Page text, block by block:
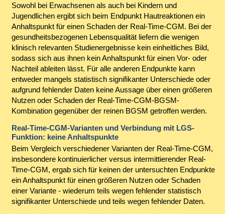
Sowohl bei Erwachsenen als auch bei Kindern und
Jugendlichen ergibt sich beim Endpunkt Hautreaktionen ein
Anhaltspunkt für einen Schaden der Real-Time-CGM. Bei der
gesundheitsbezogenen Lebensqualität liefern die wenigen
klinisch relevanten Studienergebnisse kein einheitliches Bild,
sodass sich aus ihnen kein Anhaltspunkt für einen Vor- oder
Nachteil ableiten lässt. Für alle anderen Endpunkte kann
entweder mangels statistisch signifikanter Unterschiede oder
aufgrund fehlender Daten keine Aussage über einen größeren
Nutzen oder Schaden der Real-Time-CGM-BGSM-
Kombination gegenüber der reinen BGSM getroffen werden.
Real-Time-CGM-Varianten und Verbindung mit LGS-
Funktion: keine Anhaltspunkte
Beim Vergleich verschiedener Varianten der Real-Time-CGM,
insbesondere kontinuierlicher versus intermittierender Real-
Time-CGM, ergab sich für keinen der untersuchten Endpunkte
ein Anhaltspunkt für einen größeren Nutzen oder Schaden
einer Variante - wiederum teils wegen fehlender statistisch
signifikanter Unterschiede und teils wegen fehlender Daten.